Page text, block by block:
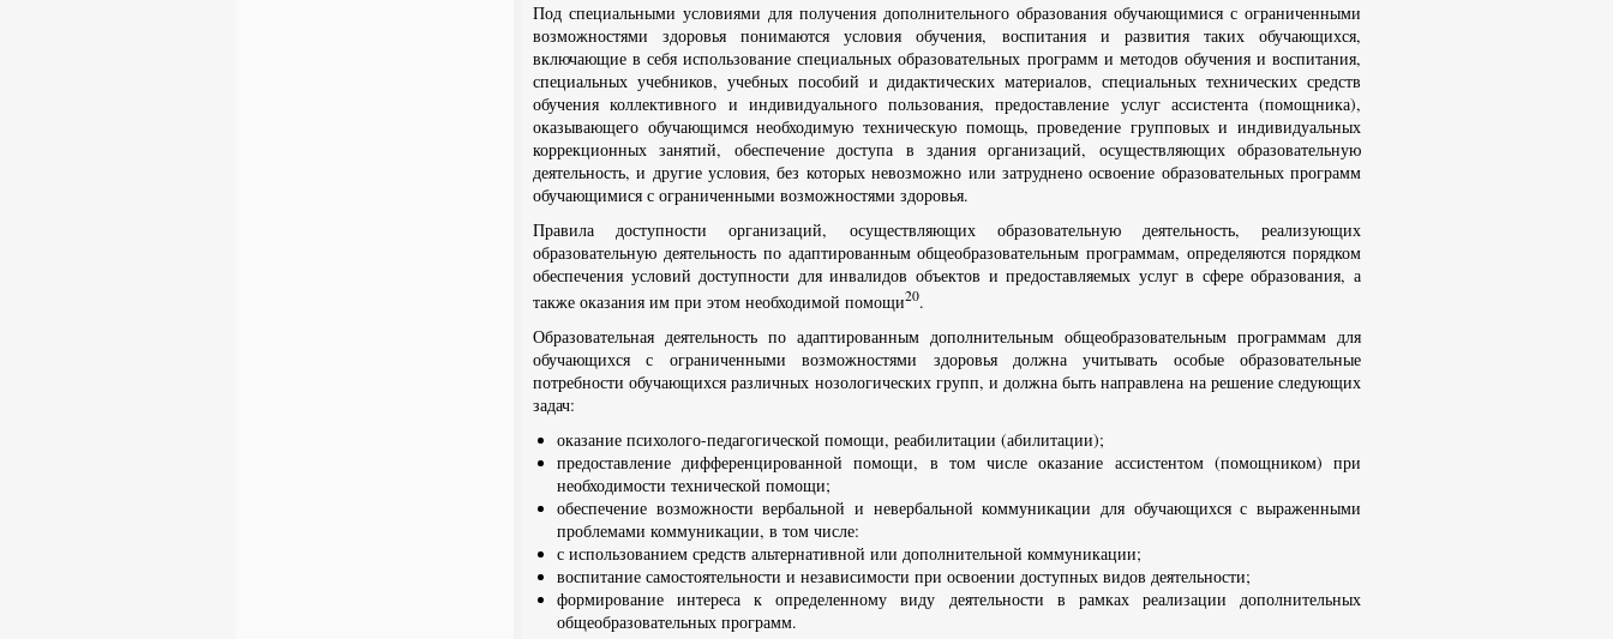
Под специальными условиями для получения дополнительного образования обучающимися с ограниченными
возможностями здоровья понимаются условия обучения, воспитания и развития таких обучающихся,
включающие в себя использование специальных образовательных программ и методов обучения и воспитания,
специальных учебников, учебных пособий и дидактических материалов, специальных технических средств
обучения коллективного и индивидуального пользования, предоставление услуг ассистента (помощника),
оказывающего обучающимся необходимую техническую помощь, проведение групповых и индивидуальных
коррекционных занятий, обеспечение доступа в здания организаций, осуществляющих образовательную
деятельность, и другие условия, без которых невозможно или затруднено освоение образовательных программ
обучающимися с ограниченными возможностями здоровья.
Правила доступности организаций, осуществляющих образовательную деятельность, реализующих
образовательную деятельность по адаптированным общеобразовательным программам, определяются порядком
обеспечения условий доступности для инвалидов объектов и предоставляемых услуг в сфере образования, а
также оказания им при этом необходимой помощи20.
Образовательная деятельность по адаптированным дополнительным общеобразовательным программам для
обучающихся с ограниченными возможностями здоровья должна учитывать особые образовательные
потребности обучающихся различных нозологических групп, и должна быть направлена на решение следующих
задач:
оказание психолого-педагогической помощи, реабилитации (абилитации);
предоставление дифференцированной помощи, в том числе оказание ассистентом (помощником) при
необходимости технической помощи;
обеспечение возможности вербальной и невербальной коммуникации для обучающихся с выраженными
проблемами коммуникации, в том числе:
с использованием средств альтернативной или дополнительной коммуникации;
воспитание самостоятельности и независимости при освоении доступных видов деятельности;
формирование интереса к определенному виду деятельности в рамках реализации дополнительных
общеобразовательных программ.